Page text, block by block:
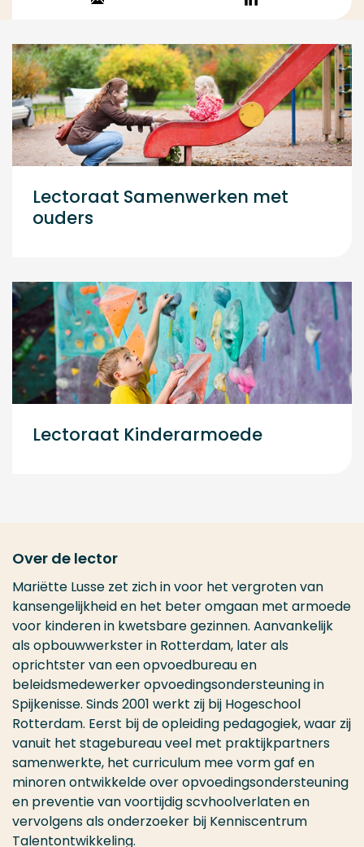
Lectoraat Samenwerken met
ouders
Lectoraat Kinderarmoede
Over de lector
Mariëtte Lusse zet zich in voor het vergroten van
kansengelijkheid en het beter omgaan met armoede
voor kinderen in kwetsbare gezinnen. Aanvankelijk
als opbouwwerkster in Rotterdam, later als
oprichtster van een opvoedbureau en
beleidsmedewerker opvoedingsondersteuning in
Spijkenisse. Sinds 2001 werkt zij bij Hogeschool
Rotterdam. Eerst bij de opleiding pedagogiek, waar zij
vanuit het stagebureau veel met praktijkpartners
samenwerkte, het curriculum mee vorm gaf en
minoren ontwikkelde over opvoedingsondersteuning
en preventie van voortijdig scvhoolverlaten en
vervolgens als onderzoeker bij Kenniscentrum
Talentontwikkeling.